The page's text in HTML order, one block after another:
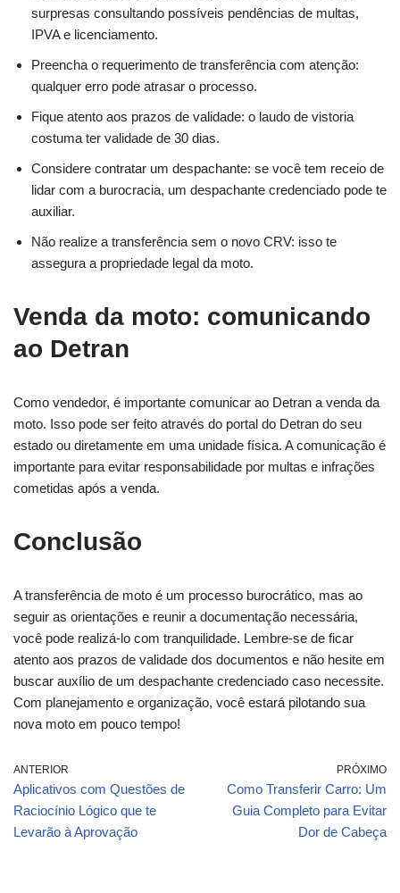
surpresas consultando possíveis pendências de multas,
IPVA e licenciamento.
Preencha o requerimento de transferência com atenção:
qualquer erro pode atrasar o processo.
Fique atento aos prazos de validade: o laudo de vistoria
costuma ter validade de 30 dias.
Considere contratar um despachante: se você tem receio de
lidar com a burocracia, um despachante credenciado pode te
auxiliar.
Não realize a transferência sem o novo CRV: isso te
assegura a propriedade legal da moto.
Venda da moto: comunicando
ao Detran
Como vendedor, é importante comunicar ao Detran a venda da
moto. Isso pode ser feito através do portal do Detran do seu
estado ou diretamente em uma unidade física. A comunicação é
importante para evitar responsabilidade por multas e infrações
cometidas após a venda.
Conclusão
A transferência de moto é um processo burocrático, mas ao
seguir as orientações e reunir a documentação necessária,
você pode realizá-lo com tranquilidade. Lembre-se de ficar
atento aos prazos de validade dos documentos e não hesite em
buscar auxílio de um despachante credenciado caso necessite.
Com planejamento e organização, você estará pilotando sua
nova moto em pouco tempo!
ANTERIOR
Aplicativos com Questões de
Raciocínio Lógico que te
Levarão à Aprovação
PRÓXIMO
Como Transferir Carro: Um
Guia Completo para Evitar
Dor de Cabeça